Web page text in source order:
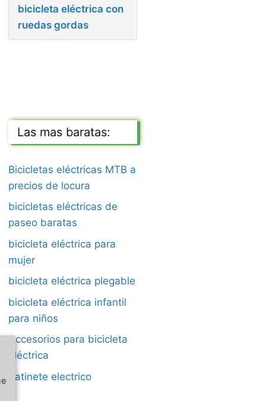
bicicleta eléctrica con
ruedas gordas
Las mas baratas:
Bicicletas eléctricas MTB a
precios de locura
bicicletas eléctricas de
paseo baratas
bicicleta eléctrica para
mujer
bicicleta eléctrica plegable
bicicleta eléctrica infantil
para niños
Accesorios para bicicleta
eléctrica
Patinete electrico